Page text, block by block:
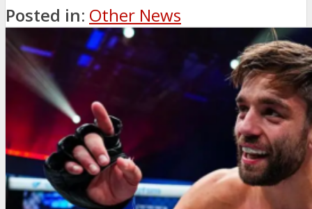
Posted in: Other News